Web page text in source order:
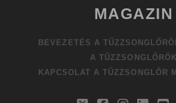
MAGAZIN
BEVEZETÉS A
A TŰZZSONGLŐRÖK
KAPCSOLAT A TŰZZSONGLŐR